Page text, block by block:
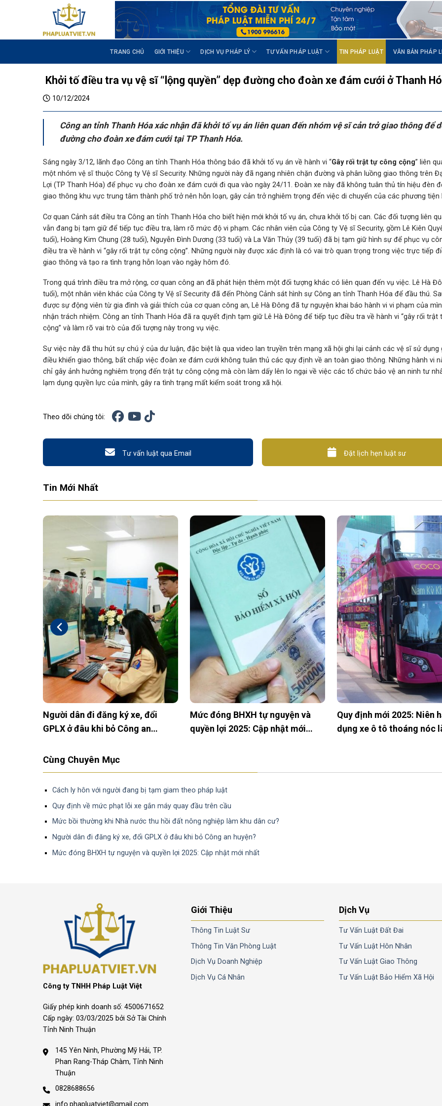
p
o
TRANG CHỦ GIỚI THIỆU DỊCH VỤ PHÁP LÝ TƯ VẤN PHÁP LUẬT TIN PHÁP LUẬT VĂN BẢN PHÁP
Khởi tố điều tra vụ vệ sĩ “lộng quyền” dẹp đường cho đoàn xe đám cưới ở Thanh
10/12/2024
Công an tỉnh Thanh Hóa xác nhận đã khởi tố vụ án liên quan đến nhóm vệ sĩ cản trở giao thông để
đường cho đoàn xe đám cưới tại TP Thanh Hóa.
Sáng ngày 3/12, lãnh đạo Công an tỉnh Thanh Hóa thông báo đã khởi tố vụ án về hành vi “Gây rối trật tự công cộng” liên
một nhóm vệ sĩ thuộc Công ty Vệ sĩ Security. Những người này đã ngang nhiên chặn đường và phân luồng giao thông trên
Lợi (TP Thanh Hóa) để phục vụ cho đoàn xe đám cưới đi qua vào ngày 24/11. Đoàn xe này đã không tuân thủ tín hiệu đèn
giao thông khu vực trung tâm thành phố trở nên hỗn loạn, gây cản trở nghiêm trọng đến việc di chuyển của các phương tiện
Cơ quan Cảnh sát điều tra Công an tỉnh Thanh Hóa cho biết hiện mới khởi tố vụ án, chưa khởi tố bị can. Các đối tượng liên
vẫn đang bị tạm giữ để tiếp tục điều tra, làm rõ mức độ vi phạm. Các nhân viên của Công ty Vệ sĩ Security, gồm Lê Kiên
tuổi), Hoàng Kim Chung (28 tuổi), Nguyễn Đình Dương (33 tuổi) và La Văn Thủy (39 tuổi) đã bị tạm giữ hình sự để phục vụ
điều tra về hành vi “gây rối trật tự công cộng”. Những người này được xác định là có vai trò quan trọng trong việc trực tiếp
giao thông và tạo ra tình trạng hỗn loạn vào ngày hôm đó.
Trong quá trình điều tra mở rộng, cơ quan công an đã phát hiện thêm một đối tượng khác có liên quan đến vụ việc. Lê Hà
tuổi), một nhân viên khác của Công ty Vệ sĩ Security đã đến Phòng Cảnh sát hình sự Công an tỉnh Thanh Hóa để đầu thú.
được sự động viên từ gia đình và giải thích của cơ quan công an, Lê Hà Đông đã tự nguyện khai báo hành vi vi phạm của
nhận trách nhiệm. Công an tỉnh Thanh Hóa đã ra quyết định tạm giữ Lê Hà Đông để tiếp tục điều tra về hành vi “gây rối trật
cộng” và làm rõ vai trò của đối tượng này trong vụ việc.
Sự việc này đã thu hút sự chú ý của dư luận, đặc biệt là qua video lan truyền trên mạng xã hội ghi lại cảnh các vệ sĩ sử dụng
điều khiển giao thông, bất chấp việc đoàn xe đám cưới không tuân thủ các quy định về an toàn giao thông. Những hành vi
chỉ gây ảnh hưởng nghiêm trọng đến trật tự công cộng mà còn làm dấy lên lo ngại về việc các tổ chức bảo vệ an ninh tư
lạm dụng quyền lực của mình, gây ra tình trạng mất kiểm soát trong xã hội.
Theo dõi chúng tôi:
Tư vấn luật qua Email Đặt lịch hẹn luật sư
Tin Mới Nhất
Người dân đi đăng ký xe, đổi
GPLX ở đâu khi bỏ Công an
Mức đóng BHXH tự nguyện và
quyền lợi 2025: Cập nhật mới
Quy định mới 2025: Niên
dụng xe ô tô thoáng nóc
Cùng Chuyên Mục
Cách ly hôn với người đang bị tạm giam theo pháp luật
Quy định về mức phạt lỗi xe gắn máy quay đầu trên cầu
Mức bồi thường khi Nhà nước thu hồi đất nông nghiệp làm khu dân cư?
Người dân đi đăng ký xe, đổi GPLX ở đâu khi bỏ Công an huyện?
Mức đóng BHXH tự nguyện và quyền lợi 2025: Cập nhật mới nhất
Công ty TNHH Pháp Luật Việt
Giấy phép kinh doanh số: 4500671652
Cấp ngày: 03/03/2025 bởi Sở Tài Chính
Tỉnh Ninh Thuận
145 Yên Ninh, Phường Mỹ Hải, TP.
Phan Rang-Tháp Chàm, Tỉnh Ninh
Thuận
0828688656
info.phapluatviet@gmail.com
Giới Thiệu
Thông Tin Luật Sư
Thông Tin Văn Phòng Luật
Dịch Vụ Doanh Nghiệp
Dịch Vụ Cá Nhân
Dịch Vụ
Tư Vấn Luật Đất Đai
Tư Vấn Luật Hôn Nhân
Tư Vấn Luật Giao Thông
Tư Vấn Luật Bảo Hiểm Xã Hội